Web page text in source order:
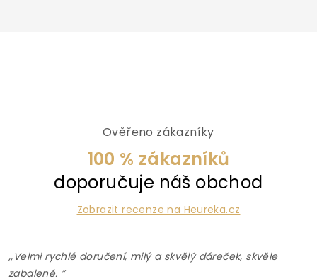
Ověřeno zákazníky
100 % zákazníků
doporučuje náš obchod
Zobrazit recenze na Heureka.cz
,,Velmi rychlé doručení, milý a skvělý dáreček, skvěle
zabalené. ”